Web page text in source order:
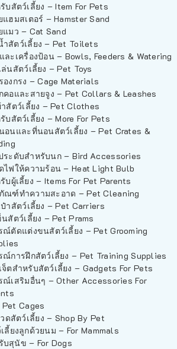
บสัตว์เลี้ยง – Item For Pets
แฮมสเตอร์ – Hamster Sand
แมว – Cat Sand
ำสัตว์เลี้ยง – Pet Toilets
ละเครื่องป้อน – Bowls, Feeders & Watering
ล่นสัตว์เลี้ยง – Pet Toys
องกรง – Cage Materials
คอและสายจูง – Pet Collars & Leashes
าสัตว์เลี้ยง – Pet Clothes
บสัตว์เลี้ยง – More For Pets
อนและที่นอนสัตว์เลี้ยง – Pet Crates &
ระดับสำหรับนก – Bird Accessories
ไฟให้ความร้อน – Heat Light Bulb
บผู้เลี้ยง – Items For Pet Parents
ณฑ์ทำความสะอาด – Pet Cleaning
ป๋าสัตว์เลี้ยง – Pet Carriers
นสัตว์เลี้ยง – Pet Prams
ณ์ตัดแต่งขนสัตว์เลี้ยง – Pet Grooming
ณ์การฝึกสัตว์เลี้ยง – Pet Training Supplies
จ็ตสำหรับสัตว์เลี้ยง – Gadgets For Pets
ณ์เสริมอื่นๆ – Other Accessories For
Pet Cages
ดสัตว์เลี้ยง – Shop By Pet
ลี้ยงลูกด้วยนม – For Mammals
บสุนัข – For Dogs